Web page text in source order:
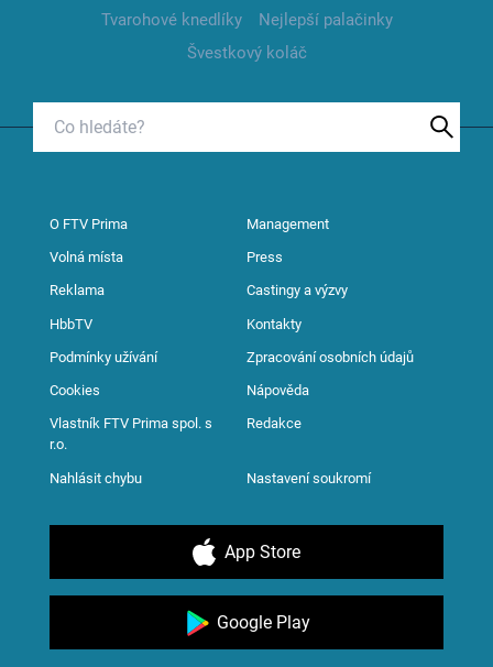
Tvarohové knedlíky
Nejlepší palačinky
Švestkový koláč
O FTV Prima Management
Volná místa Press
Reklama Castingy a výzvy
HbbTV Kontakty
Podmínky užívání Zpracování osobních údajů
Cookies Nápověda
Vlastník FTV Prima spol. s
r.o.
Redakce
Nahlásit chybu Nastavení soukromí
App Store
Google Play